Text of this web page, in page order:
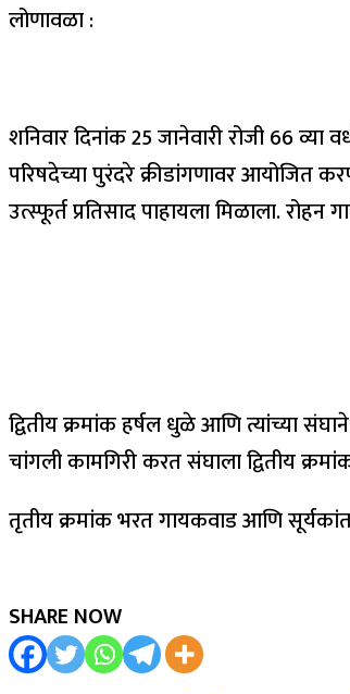
लोणावळा :
शनिवार दिनांक 25 जानेवारी रोजी 66 व्या
परिषदेच्या पुरंदरे क्रीडांगणावर आयोजित
उत्स्फूर्त प्रतिसाद पाहायला मिळाला.
द्वितीय क्रमांक हर्षल धुळे आणि त्यांच्या
चांगली कामगिरी करत संघाला द्वितीय
तृतीय क्रमांक भरत गायकवाड आणि
SHARE NOW